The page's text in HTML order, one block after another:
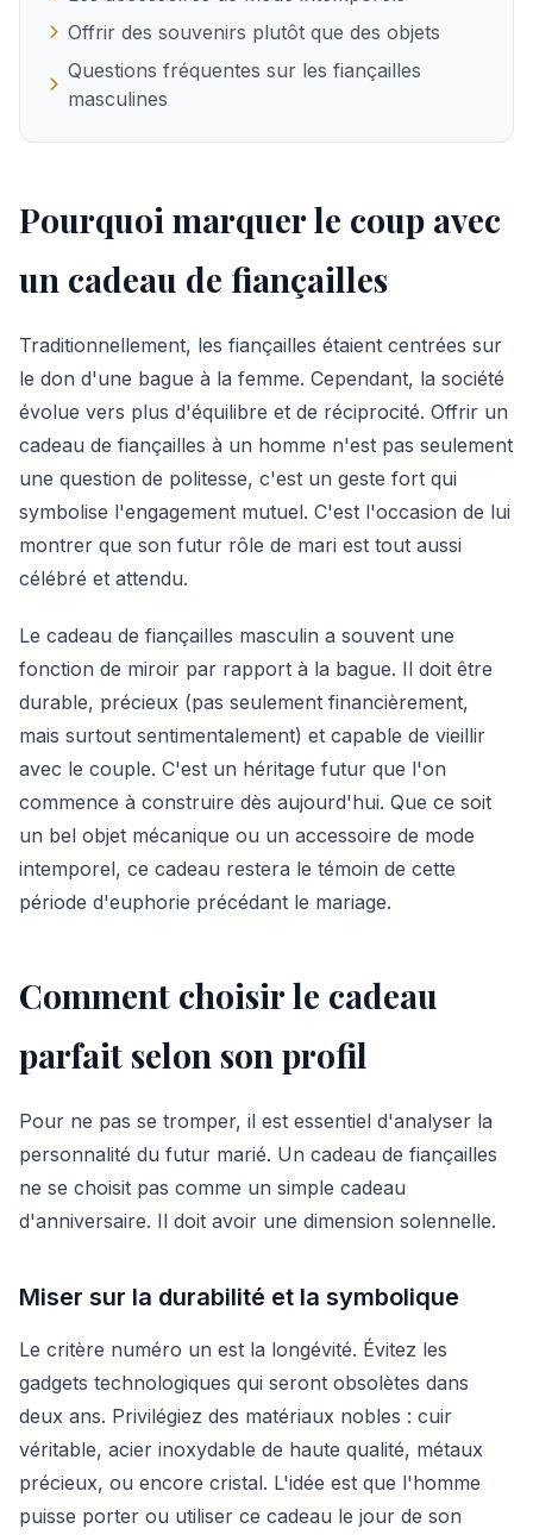
Offrir des souvenirs plutôt que des objets
Questions fréquentes sur les fiançailles
masculines
Pourquoi marquer le coup avec
un cadeau de fiançailles
Traditionnellement, les fiançailles étaient centrées sur
le don d'une bague à la femme. Cependant, la société
évolue vers plus d'équilibre et de réciprocité. Offrir un
cadeau de fiançailles à un homme n'est pas seulement
une question de politesse, c'est un geste fort qui
symbolise l'engagement mutuel. C'est l'occasion de lui
montrer que son futur rôle de mari est tout aussi
célébré et attendu.
Le cadeau de fiançailles masculin a souvent une
fonction de miroir par rapport à la bague. Il doit être
durable, précieux (pas seulement financièrement,
mais surtout sentimentalement) et capable de vieillir
avec le couple. C'est un héritage futur que l'on
commence à construire dès aujourd'hui. Que ce soit
un bel objet mécanique ou un accessoire de mode
intemporel, ce cadeau restera le témoin de cette
période d'euphorie précédant le mariage.
Comment choisir le cadeau
parfait selon son profil
Pour ne pas se tromper, il est essentiel d'analyser la
personnalité du futur marié. Un cadeau de fiançailles
ne se choisit pas comme un simple cadeau
d'anniversaire. Il doit avoir une dimension solennelle.
Miser sur la durabilité et la symbolique
Le critère numéro un est la longévité. Évitez les
gadgets technologiques qui seront obsolètes dans
deux ans. Privilégiez des matériaux nobles : cuir
véritable, acier inoxydable de haute qualité, métaux
précieux, ou encore cristal. L'idée est que l'homme
puisse porter ou utiliser ce cadeau le jour de son